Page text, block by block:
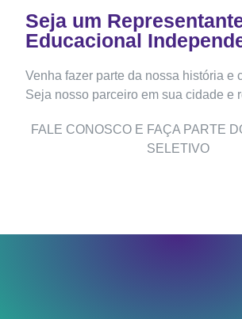
Seja um
Educacional
Venha fazer parte da nossa história e
Seja nosso parceiro em sua cidade e
FALE CONOSCO E FAÇA PARTE
SELETIVO